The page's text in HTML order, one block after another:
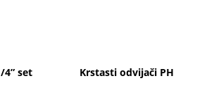
4” set
Krstasti odvijači PH